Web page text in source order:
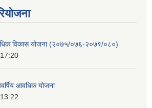
विकास योजना (२०७५/०७६-२०७९/०८०)
आवधिक योजना